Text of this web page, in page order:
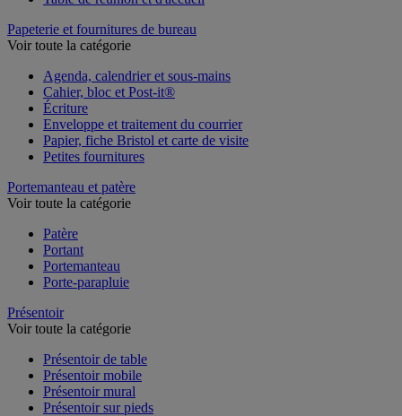
Papeterie et fournitures de bureau
Voir toute la catégorie
Agenda, calendrier et sous-mains
Cahier, bloc et Post-it®
Écriture
Enveloppe et traitement du courrier
Papier, fiche Bristol et carte de visite
Petites fournitures
Portemanteau et patère
Voir toute la catégorie
Patère
Portant
Portemanteau
Porte-parapluie
Présentoir
Voir toute la catégorie
Présentoir de table
Présentoir mobile
Présentoir mural
Présentoir sur pieds